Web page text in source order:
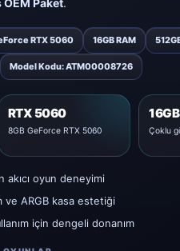
RTX 5060 16GB RAM
Model Kodu: ATM00008726
RTX 5060
8GB GeForce RTX 5060
16GB
Çoklu
oyun deneyimi
ve ARGB kasa estetiği
için dengeli donanım